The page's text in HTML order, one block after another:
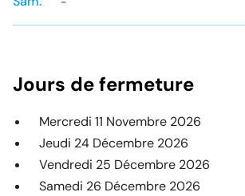
Jours de fermeture
Mercredi 11 Novembre 2026
Jeudi 24 Décembre 2026
Vendredi 25 Décembre 2026
Samedi 26 Décembre 2026